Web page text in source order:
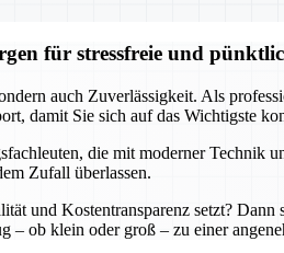
für stressfreie und
auch Zuverlässigkeit. Als
damit Sie sich auf das Wichtigste
die mit moderner
Zufall überlassen.
und Kostentransparenz setzt?
– ob klein oder groß – zu einer